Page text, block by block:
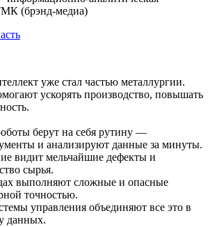
(брэнд-медиа)
уже стал частью металлургии.
ускорять производство, повышать
берут на себя рутину —
и анализируют данные за минуты.
видит мельчайшие дефекты и
сырья.
выполняют сложные и опасные
точностью.
управления объединяют все это в
данных.